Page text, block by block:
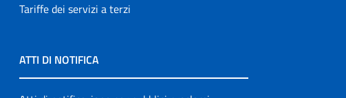
Tariffe dei servizi a terzi
ATTI DI NOTIFICA